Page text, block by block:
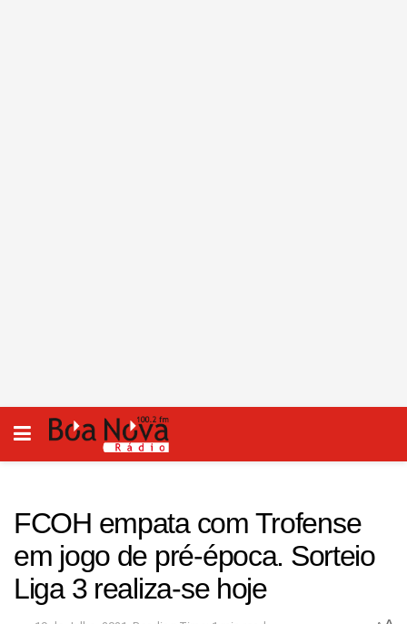
FCOH empata com Trofense
em jogo de pré-época. Sorteio
Liga 3 realiza-se hoje